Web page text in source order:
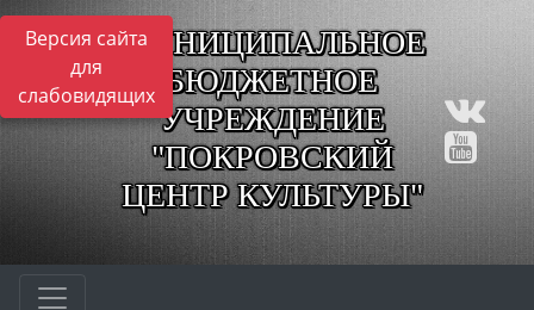
Версия сайта
для
слабовидящих
МУНИЦИПАЛЬНОЕ
БЮДЖЕТНОЕ
УЧРЕЖДЕНИЕ
"ПОКРОВСКИЙ
ЦЕНТР КУЛЬТУРЫ"